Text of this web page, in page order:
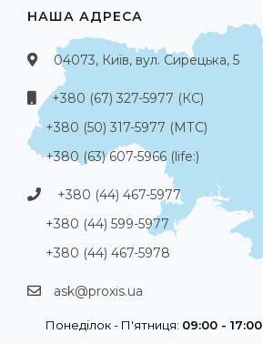
НАША АДРЕСА
04073, Київ, вул. Сирецька, 5
+380 (67) 327-5977 (КС)
+380 (50) 317-5977 (МТС)
+380 (63) 607-5966 (life:)
+380 (44) 467-5977
+380 (44) 599-5977
+380 (44) 467-5978
ask@proxis.ua
Понеділок - П'ятниця: 09:00 - 17:00